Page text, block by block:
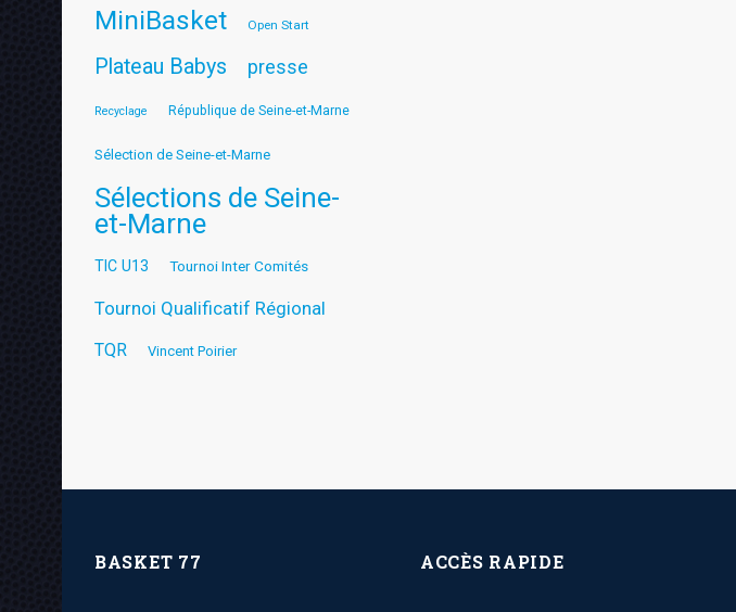
MiniBasket Open Start
Plateau Babys presse
Recyclage République de Seine-et-Marne
Sélection de Seine-et-Marne
Sélections de Seine-
et-Marne
TIC U13 Tournoi Inter Comités
Tournoi Qualificatif Régional
TQR Vincent Poirier
BASKET 77 ACCÈS RAPIDE